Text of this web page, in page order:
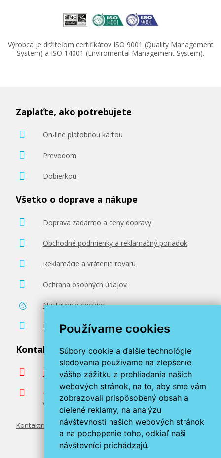
Používame cookies
Súbory cookie a ďalšie technológie
sledovania používame na zlepšenie
vášho zážitku z prehliadania našich
webových stránok, na to, aby sme vám
zobrazovali prispôsobený obsah a
cielené reklamy, na analýzu
návštevnosti našich webových stránok
a na pochopenie toho, odkiaľ naši
návštevníci prichádzajú.
Výrobca je držiteľom certifikátov ISO 9001 (Quality Management
System) a ISO 14001 (Enviromental Management System).
Zaplaťte, ako potrebujete
On-line platobnou kartou
Prevodom
Dobierkou
Všetko o doprave a nákupe
Doprava zadarmo a ceny dopravy
Obchodné podmienky a reklamačný poriadok
Reklamácie a vrátenie tovaru
Ochrana osobných údajov
Nastavenie cookies
Poradenstvo zadarmo
Kontaktujte nás
info@miroluk.sk
+420 377 222 313
Volajte v pracovné dni od 8. do 17. hod.
Kontaktné údaje